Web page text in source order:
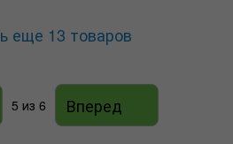
еще 13 товаров
5 из 6 Вперед